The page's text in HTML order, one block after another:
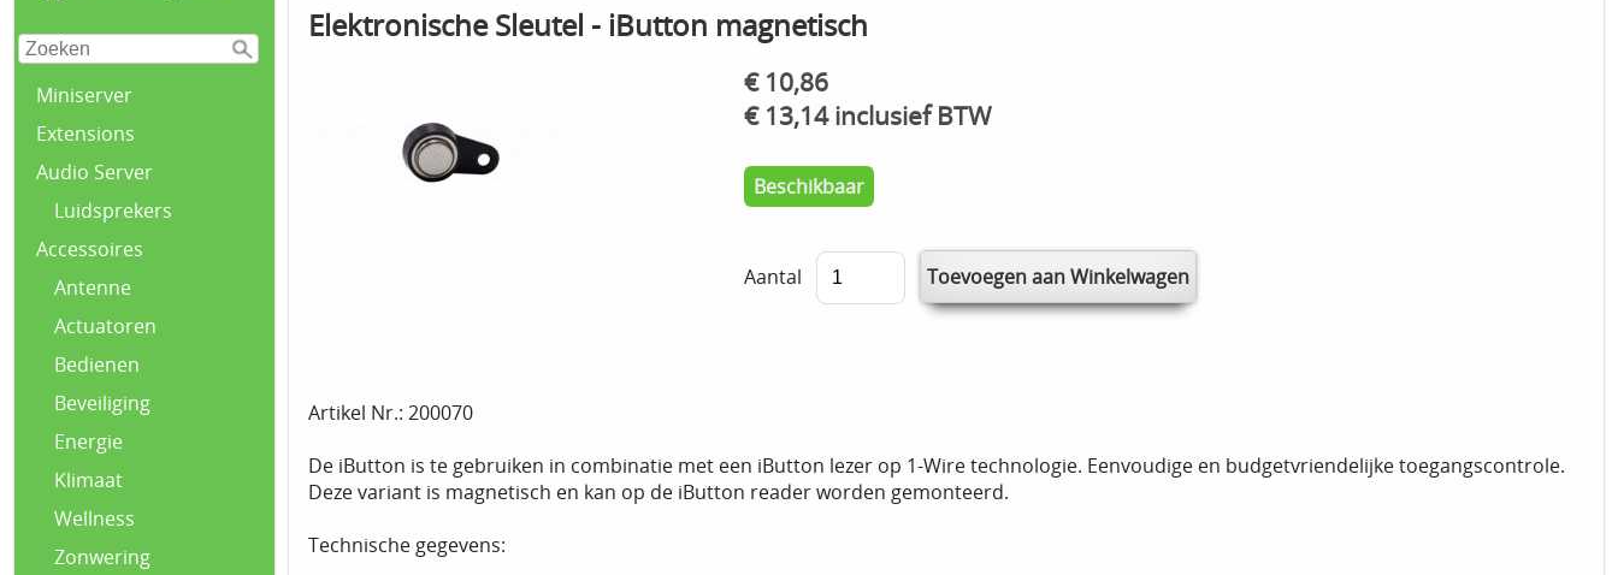
Miniserver
Extensions
Audio Server
Luidsprekers
Accessoires
Antenne
Actuatoren
Bedienen
Beveiliging
Energie
Klimaat
Wellness
Zonwering
Elektronische Sleutel - iButton magnetisch
€ 10,86
€ 13,14 inclusief BTW
Beschikbaar
Aantal
Artikel Nr.: 200070
De iButton is te gebruiken in combinatie met een iButton lezer op 1-Wire technologie. Eenvoudige en budgetvriendelijke toegangscontrole.
Deze variant is magnetisch en kan op de iButton reader worden gemonteerd.
Technische gegevens: